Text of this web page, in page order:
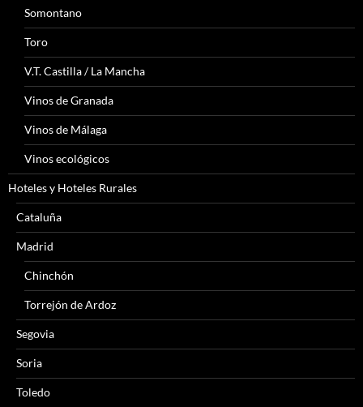
Somontano
Toro
V.T. Castilla / La Mancha
Vinos de Granada
Vinos de Málaga
Vinos ecológicos
Hoteles y Hoteles Rurales
Cataluña
Madrid
Chinchón
Torrejón de Ardoz
Segovia
Soria
Toledo